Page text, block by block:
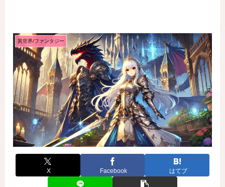
異世界/ファンタジー
X Facebook はてブ